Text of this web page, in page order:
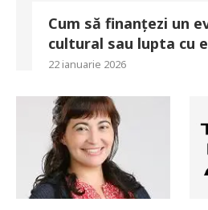
Cum să finanțezi un
cultural sau lupta cu
22 ianuarie 2026